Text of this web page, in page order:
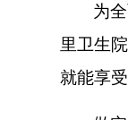
为
里卫生
就能享